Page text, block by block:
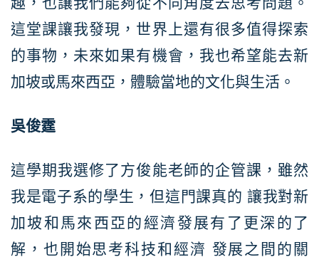
這堂課讓我發現，世界上還有很多值得探索
的事物，未來如果有機會，我也希望能去新
加坡或馬來西亞，體驗當地的文化與生活。
吳俊霆
這學期我選修了方俊能老師的企管課，雖然
我是電子系的學生，但這門課真的 讓我對新
加坡和馬來西亞的經濟發展有了更深的了
解，也開始思考科技和經濟 發展之間的關